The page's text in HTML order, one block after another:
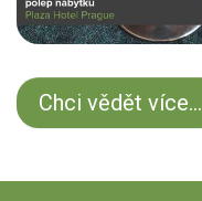
Chci vědět více...